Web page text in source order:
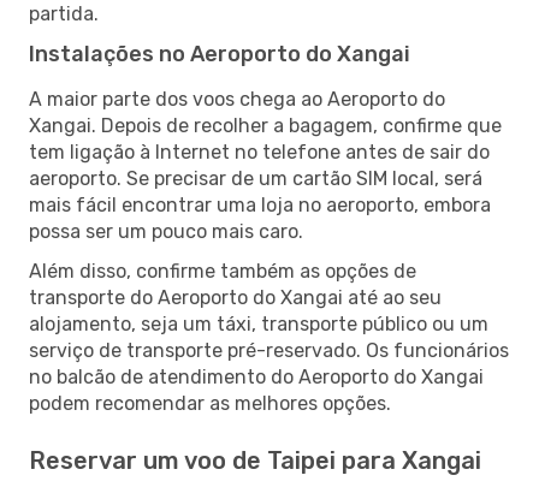
partida.
Instalações no Aeroporto do Xangai
A maior parte dos voos chega ao Aeroporto do
Xangai. Depois de recolher a bagagem, confirme que
tem ligação à Internet no telefone antes de sair do
aeroporto. Se precisar de um cartão SIM local, será
mais fácil encontrar uma loja no aeroporto, embora
possa ser um pouco mais caro.
Além disso, confirme também as opções de
transporte do Aeroporto do Xangai até ao seu
alojamento, seja um táxi, transporte público ou um
serviço de transporte pré-reservado. Os funcionários
no balcão de atendimento do Aeroporto do Xangai
podem recomendar as melhores opções.
Reservar um voo de Taipei para Xangai